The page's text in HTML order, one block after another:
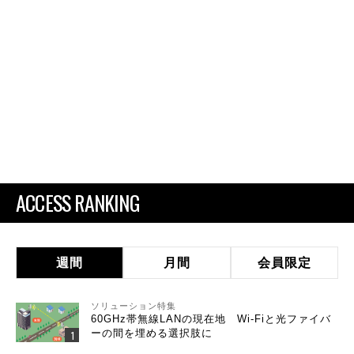
ACCESS RANKING
週間 月間 会員限定
ソリューション特集
60GHz帯無線LANの現在地 Wi-Fiと光ファイバ
ーの間を埋める選択肢に